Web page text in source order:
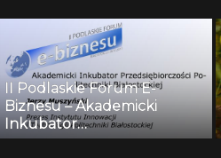
II Podlaskie Forum E-
Biznesu – Akademicki
Inkubator
Przedsiębiorczości